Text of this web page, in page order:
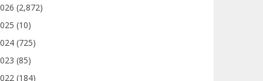
(2,872)
(10)
(725)
(85)
(184)